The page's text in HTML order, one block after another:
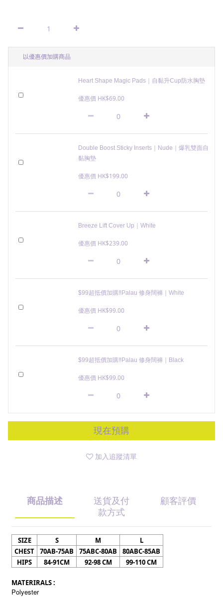
以優惠價加購商品
Heart Shape Magic Pads｜自黏升Cup防水胸墊
優惠價 HK$69.00
Double Boost Sticky Inserts｜Nude｜爆乳雙面自
黏胸墊
優惠價 HK$199.00
Breeze Lift Cover Up｜White
優惠價 HK$239.00
$99超抵價加購‼️Palau 修身闊褲｜White
優惠價 HK$99.00
$99超抵價加購‼️Palau 修身闊褲｜Black
優惠價 HK$99.00
現在預購
加入追蹤清單
商品描述 送貨及付
款方式
顧客評價
SIZE S M
L
CHEST
70AB-75AB 75ABC-80AB
80ABC-85AB
HIPS
84-91CM 92-98 CM 99-110 CM
MATERIRALS :
Polyester